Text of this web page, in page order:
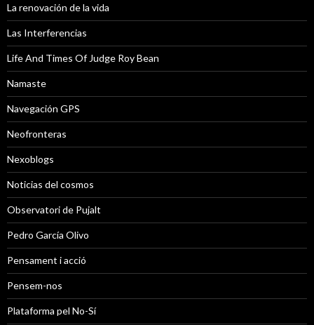
La renovación de la vida
Las Interferencias
Life And Times Of Judge Roy Bean
Namaste
Navegación GPS
Neofronteras
Nexoblogs
Noticias del cosmos
Observatori de Pujalt
Pedro García Olivo
Pensament i acció
Pensem-nos
Plataforma pel No-Sí